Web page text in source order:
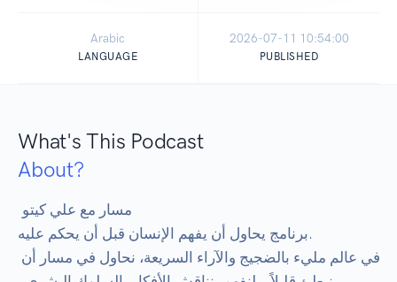
Arabic
LANGUAGE
2026-07-11 10:54:00
PUBLISHED
What's This Podcast
About?
برنامج يحاول أن يفهم الإنسان قبل أن يحكم عليه.